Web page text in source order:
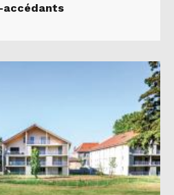
accédants